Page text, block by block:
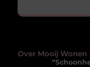
Over Mooij Wonen